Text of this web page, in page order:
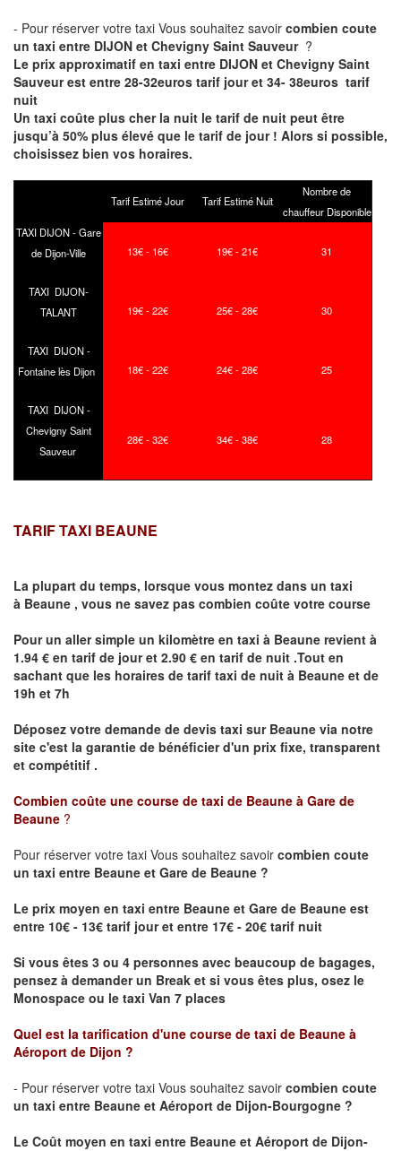
- Pour réserver votre taxi Vous souhaitez savoir combien coute
un taxi entre DIJON et Chevigny Saint Sauveur ?
Le prix approximatif en taxi entre DIJON et Chevigny Saint
Sauveur est entre 28-32euros tarif jour et 34- 38euros tarif
nuit
Un taxi coûte plus cher la nuit le tarif de nuit peut être
jusqu’à 50% plus élevé que le tarif de jour ! Alors si possible,
choisissez bien vos horaires.
Tarif Estimé Jour Tarif Estimé Nuit
Nombre de
chauffeur Disponible
TAXI DIJON - Gare
de Dijon-Ville
13€ - 16€ 19€ - 21€ 31
TAXI DIJON-
TALANT
19€ - 22€ 25€ - 28€ 30
TAXI DIJON -
Fontaine lès Dijon
18€ - 22€ 24€ - 28€ 25
TAXI DIJON -
Chevigny Saint
Sauveur
28€ - 32€ 34€ - 38€ 28
TARIF TAXI BEAUNE
La plupart du temps, lorsque vous montez dans un taxi
à Beaune , vous ne savez pas combien coûte votre course
Pour un aller simple un kilomètre en taxi à Beaune revient à
1.94 € en tarif de jour et 2.90 € en tarif de nuit .Tout en
sachant que les horaires de tarif taxi de nuit à Beaune et de
19h et 7h
Déposez votre demande de devis taxi sur Beaune via notre
site c'est la garantie de bénéficier d'un prix fixe, transparent
et compétitif .
Combien coûte une course de taxi de Beaune à Gare de
Beaune ?
Pour réserver votre taxi Vous souhaitez savoir combien coute
un taxi entre Beaune et Gare de Beaune ?
Le prix moyen en taxi entre Beaune et Gare de Beaune est
entre 10€ - 13€ tarif jour et entre 17€ - 20€ tarif nuit
Si vous êtes 3 ou 4 personnes avec beaucoup de bagages,
pensez à demander un Break et si vous êtes plus, osez le
Monospace ou le taxi Van 7 places
Quel est la tarification d'une course de taxi de Beaune à
Aéroport de Dijon ?
- Pour réserver votre taxi Vous souhaitez savoir combien coute
un taxi entre Beaune et Aéroport de Dijon-Bourgogne ?
Le Coût moyen en taxi entre Beaune et Aéroport de Dijon-